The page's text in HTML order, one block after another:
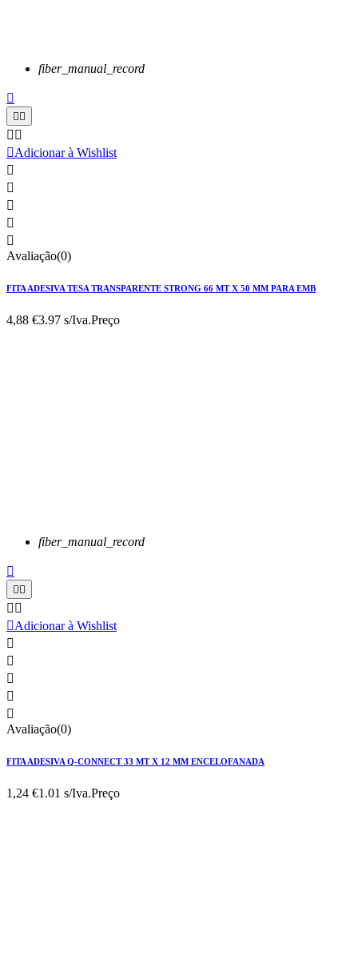
fiber_manual_record


 
Adicionar à Wishlist





Avaliação(0)
FITA ADESIVA TESA TRANSPARENTE STRONG 66 MT X 50 MM PARA EMB
4,88 €3.97 s/Iva.Preço
fiber_manual_record


 
Adicionar à Wishlist





Avaliação(0)
FITA ADESIVA Q-CONNECT 33 MT X 12 MM ENCELOFANADA
1,24 €1.01 s/Iva.Preço